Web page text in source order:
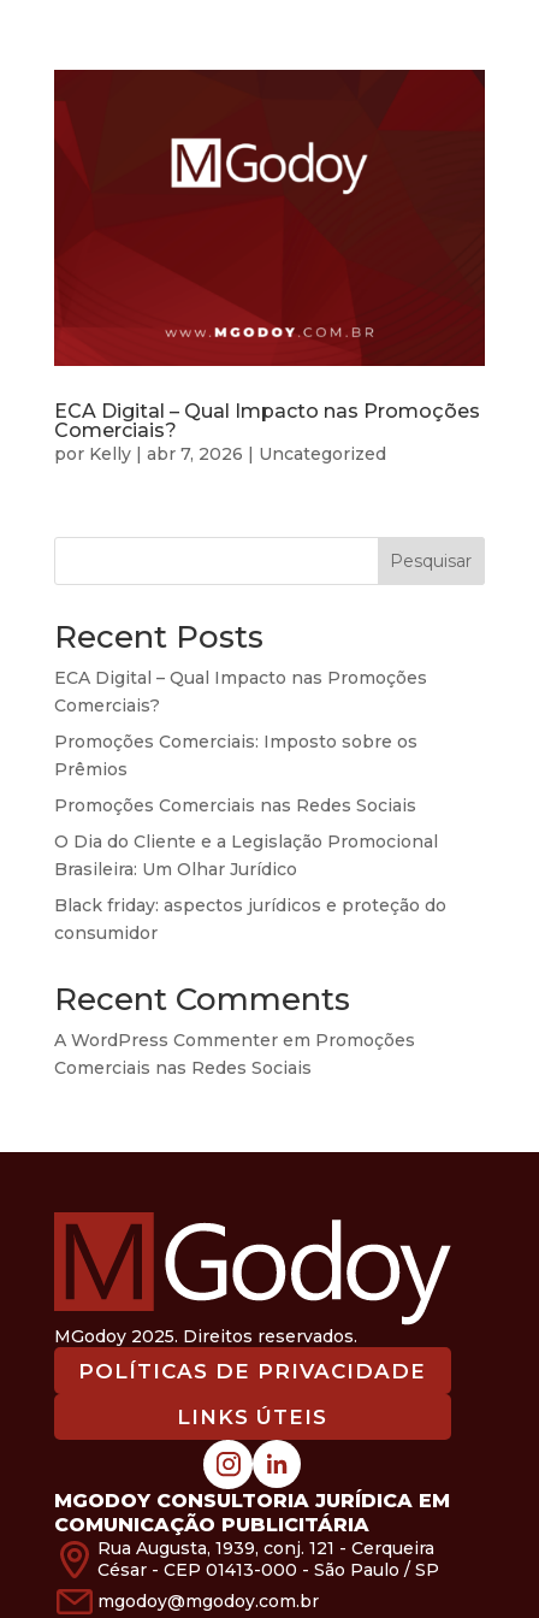
ECA Digital – Qual Impacto nas Promoções
Comerciais?
por Kelly| abr 7, 2026 Uncategorized
Pesquisar
Recent Posts
ECA Digital – Qual Impacto nas Promoções
Comerciais?
Promoções Comerciais: Imposto sobre os
Prêmios
Promoções Comerciais nas Redes Sociais
O Dia do Cliente e a Legislação Promocional
Brasileira: Um Olhar Jurídico
Black friday: aspectos jurídicos e proteção do
consumidor
Recent Comments
A WordPress Commenterem Promoções
Comerciais nas Redes Sociais
MGodoy 2025. Direitos reservados.
POLÍTICAS DE PRIVACIDADE
LINKS ÚTEIS
MGODOY CONSULTORIA JURÍDICA EM
COMUNICAÇÃO PUBLICITÁRIA
Rua Augusta, 1939, conj. 121 - Cerqueira
César - CEP 01413-000 - São Paulo / SP
mgodoy@mgodoy.com.br